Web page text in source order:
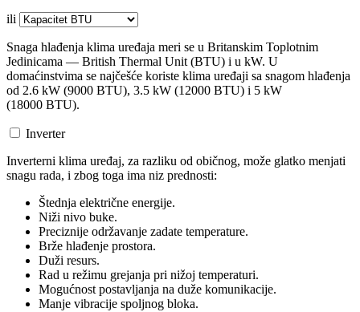
ili
Snaga hlađenja klima uređaja meri se u Britanskim Toplotnim
Jedinicama — British Thermal Unit (BTU) i u kW. U
domaćinstvima se najčešće koriste klima uređaji sa snagom hlađenja
od 2.6 kW (9000 BTU), 3.5 kW (12000 BTU) i 5 kW
(18000 BTU).
Inverter
Inverterni klima uređaj, za razliku od običnog, može glatko menjati
snagu rada, i zbog toga ima niz prednosti:
Štednja električne energije.
Niži nivo buke.
Preciznije održavanje zadate temperature.
Brže hlađenje prostora.
Duži resurs.
Rad u režimu grejanja pri nižoj temperaturi.
Mogućnost postavljanja na duže komunikacije.
Manje vibracije spoljnog bloka.